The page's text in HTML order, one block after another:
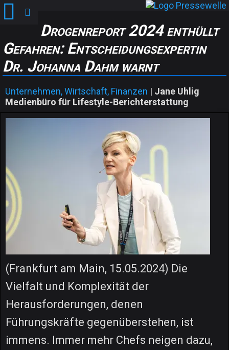
Drogenreport 2024 enthüllt
Gefahren: Entscheidungsexpertin
Dr. Johanna Dahm warnt
Unternehmen, Wirtschaft, Finanzen | Jane Uhlig
Medienbüro für Lifestyle-Berichterstattung
(Frankfurt am Main, 15.05.2024) Die
Vielfalt und Komplexität der
Herausforderungen, denen
Führungskräfte gegenüberstehen, ist
immens. Immer mehr Chefs neigen dazu,